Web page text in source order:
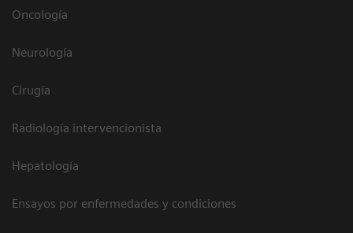
Oncología
Neurología
Cirugía
Radiología intervencionista
Hepatología
Ensayos por enfermedades y condiciones